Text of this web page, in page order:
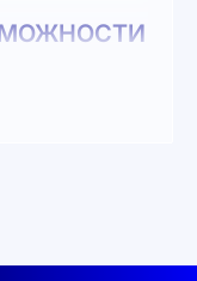
до 5.12 кВтч
её в